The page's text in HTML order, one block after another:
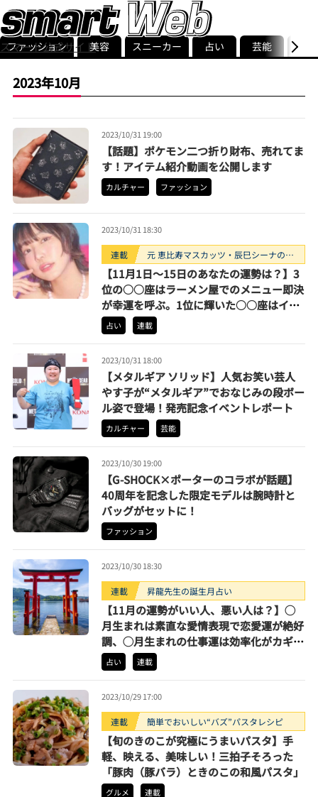
スマート公式サイト
smart最新号
記事一覧ランキング
ストリ
ファッション 美容 スニーカー 占い 芸能 グル
2023年10月
2023/10/31 19:00
【話題】ポケモン二つ折り財布、売れてま
す！アイテム紹介動画を公開します
カルチャー ファッション
2023/10/31 18:30
連載
元 恵比寿マスカッツ・辰巳シーナのな
んとなく占い
【11月1日〜15日のあなたの運勢は？】3
位の○○座はラーメン屋でのメニュー即決
が幸運を呼ぶ。1位に輝いた○○座はイメ
チェンで運気絶好調♡ | 辰巳シーナの星座
別占い
占い 連載
2023/10/31 18:00
【メタルギア ソリッド】人気お笑い芸人
やす子が“メタルギア”でおなじみの段ボー
ル姿で登場！発売記念イベントレポート
カルチャー 芸能
2023/10/30 19:00
【G-SHOCK×ポーターのコラボが話題】
40周年を記念した限定モデルは腕時計と
バッグがセットに！
ファッション
2023/10/30 18:30
連載 昇龍先生の誕生月占い
【11月の運勢がいい人、悪い人は？】◯
月生まれは素直な愛情表現で恋愛運が絶好
調、◯月生まれの仕事運は効率化がカギほ
か【占い王子・昇龍が指南】
占い 連載
2023/10/29 17:00
連載 簡単でおいしい“バズ”パスタレシピ
【旬のきのこが究極にうまいパスタ】手
軽、映える、美味しい！三拍子そろった
「豚肉（豚バラ）ときのこの和風パスタ」
グルメ 連載